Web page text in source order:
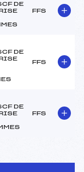
DE
FFS
DE
FFS
DE
FFS